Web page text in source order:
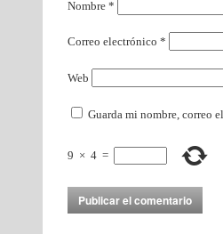
Nombre *
Correo electrónico *
Web
Guarda mi nombre, correo
9 × 4 =